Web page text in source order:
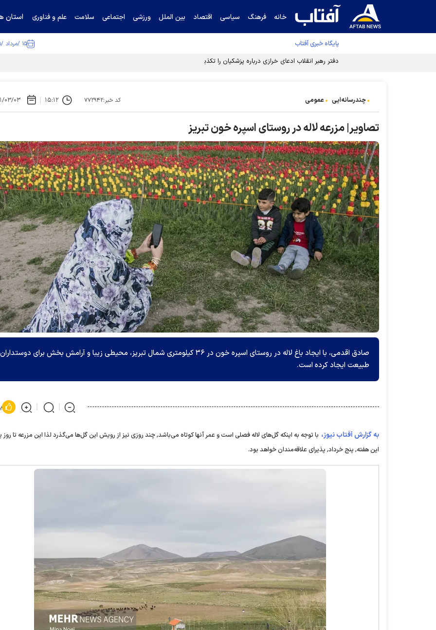
خانه فرهنگ سیاسی اقتصاد بین الملل ورزشی اجتماعی سلامت علم و فناوری استان
پایگاه خبری آفتاب ۱۵ /مرداد /۱۴۰۵
دفتر رهبر انقلاب ادعای خرازی درباره پزشکیان را تکذیب کرد
چندرسانه‌ایی عمومی کد خبر:۷۷۲۹۴۲ ۱۵:۱۲ ۱۴۰۱/
تصاویر| مزرعه لاله در روستای اسپره خون تبریز
صادق اقدمی، با ایجاد باغ لاله در روستای اسپره خون در ۳۶ کیلومتری شمال تبریز، محیطی زیبا و آرامش بخش برای دوستداران
طبیعت ایجاد کرده است.
به گزارش آفتاب نیوز، با توجه به اینکه گل‌های لاله فصلی است و عمر آنها کوتاه می‌باشد, چند روزی نیز از رویش این گل‌ها می‌گذرد لذا این مزرعه تا روز
این هفته, پنج خرداد, پذیرای علاقه‌مندان خواهد بود.